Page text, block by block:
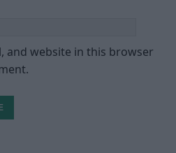
and website in this browser